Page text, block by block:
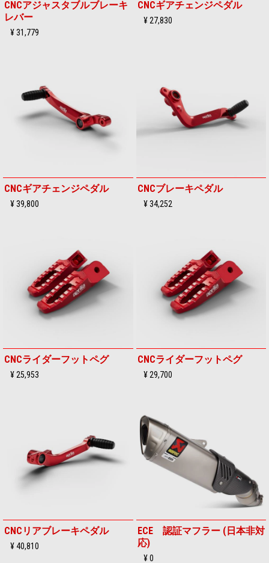
CNCアジャスタブルブレーキ
レバー
¥ 31,779
CNCギアチェンジペダル
¥ 27,830
CNCギアチェンジペダル
¥ 39,800
CNCブレーキペダル
¥ 34,252
CNCライダーフットペグ
¥ 25,953
CNCライダーフットペグ
¥ 29,700
CNCリアブレーキペダル
¥ 40,810
ECE 認証マフラー (日本非対
応)
¥ 0